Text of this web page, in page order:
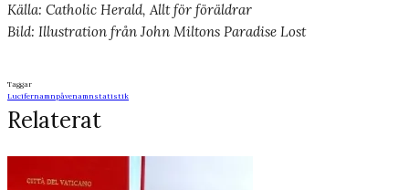
Källa: Catholic Herald, Allt för föräldrar
Bild: Illustration från John Miltons Paradise Lost
Taggar
Lucifernamnpåvenamnstatistik
Relaterat